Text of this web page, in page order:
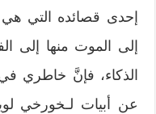
إحدى قصائده التي
إلى الموت منها إلى
الذكاء، فإنَّ خاطري
عن أبيات لـخورخي